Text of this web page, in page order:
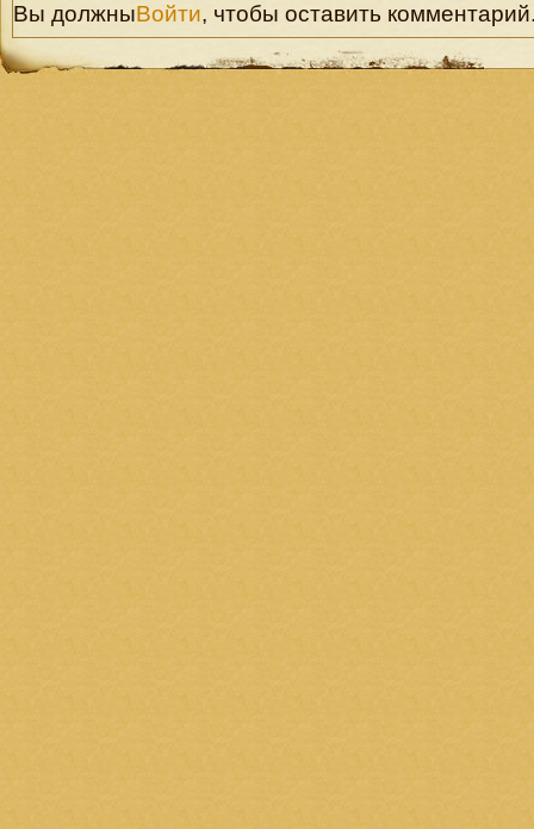
Вы должныВойти, чтобы оставить